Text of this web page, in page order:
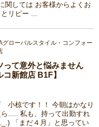
関しては お客様からよくお
リピー ...
ローバルスタイル・コンフォー
って意外と悩みません
新館店 B1F】
小椋です！！ 今朝はかなり
..... 私も、持って出勤すれ
「まだ４月」と思ってい